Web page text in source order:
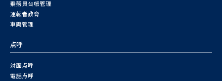
乗務員台帳管理
運転者教育
車両管理
点呼
対面点呼
電話点呼